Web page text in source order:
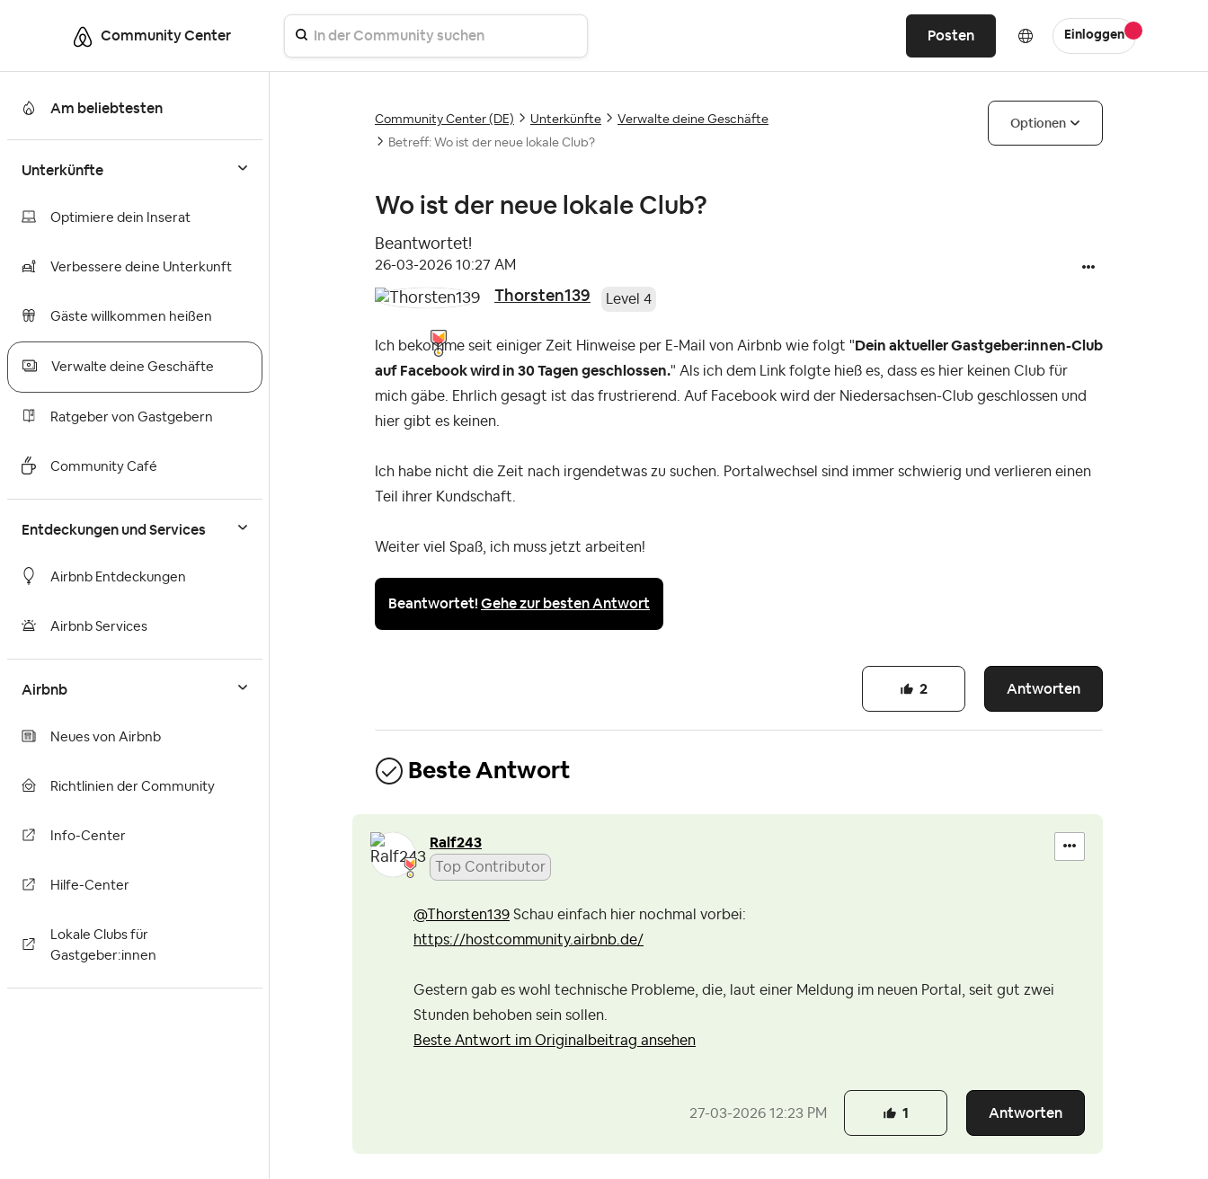
Community Center Posten Einloggen
Am beliebtesten
Unterkünfte
Optimiere dein Inserat
Verbessere deine Unterkunft
Gäste willkommen heißen
Verwalte deine Geschäfte
Ratgeber von Gastgebern
Community Café
Entdeckungen und Services
Airbnb Entdeckungen
Airbnb Services
Airbnb
Neues von Airbnb
Richtlinien der Community
Info-Center
Hilfe-Center
Lokale Clubs für
Gastgeber:innen
Community Center (DE) Unterkünfte
Verwalte deine Geschäfte
Betreff: Wo ist der neue lokale Club?
Optionen
Wo ist der neue lokale Club?
Beantwortet!
‎26-03-2026 10:27 AM
Thorsten139 Level 4
Ich bekomme seit einiger Zeit Hinweise per E-Mail von Airbnb wie folgt " Dein aktueller Gastgeber:innen-Club
auf Facebook wird in 30 Tagen geschlossen." Als ich dem Link folgte hieß es, dass es hier keinen Club für
mich gäbe. Ehrlich gesagt ist das frustrierend. Auf Facebook wird der Niedersachsen-Club geschlossen und
hier gibt es keinen.
Ich habe nicht die Zeit nach irgendetwas zu suchen. Portalwechsel sind immer schwierig und verlieren einen
Teil ihrer Kundschaft.
Weiter viel Spaß, ich muss jetzt arbeiten!
Beantwortet!Gehe zur besten Antwort
Antworten
2
Beste Antwort
Ralf243
Top Contributor
@Thorsten139 Schau einfach hier nochmal vorbei:
https://hostcommunity.airbnb.de/
Gestern gab es wohl technische Probleme, die, laut einer Meldung im neuen Portal, seit gut zwei
Stunden behoben sein sollen.
Beste Antwort im Originalbeitrag ansehen
‎27-03-2026 12:23 PM Antworten
1